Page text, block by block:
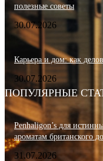
полезные советы
30.07.2026
Карьера и дом: как
30.07.2026
ПОПУЛЯРНЫЕ
Penhaligon’s для
ароматам британского
31.07.2026